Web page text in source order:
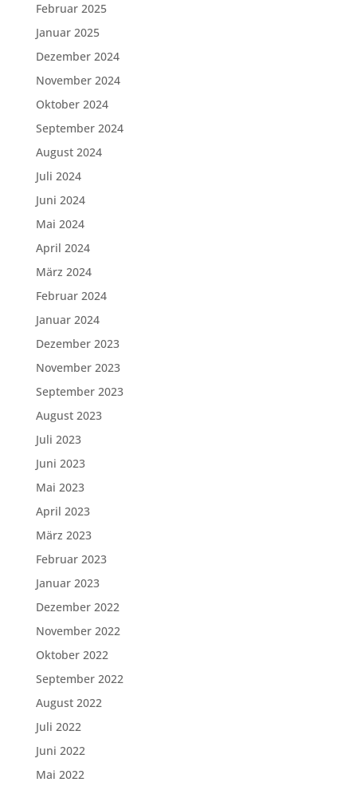
Februar 2025
Januar 2025
Dezember 2024
November 2024
Oktober 2024
September 2024
August 2024
Juli 2024
Juni 2024
Mai 2024
April 2024
März 2024
Februar 2024
Januar 2024
Dezember 2023
November 2023
September 2023
August 2023
Juli 2023
Juni 2023
Mai 2023
April 2023
März 2023
Februar 2023
Januar 2023
Dezember 2022
November 2022
Oktober 2022
September 2022
August 2022
Juli 2022
Juni 2022
Mai 2022